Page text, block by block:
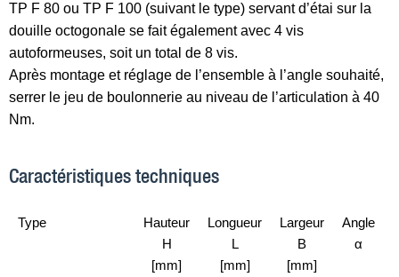
TP F 80 ou TP F 100 (suivant le type) servant d’étai sur la
douille octogonale se fait également avec 4 vis
autoformeuses, soit un total de 8 vis.
Après montage et réglage de l’ensemble à l’angle souhaité,
serrer le jeu de boulonnerie au niveau de l’articulation à 40
Nm.
Caractéristiques techniques
Type
Hauteur
H
[mm]
Longueur
L
[mm]
Largeur
B
[mm]
Angle
α